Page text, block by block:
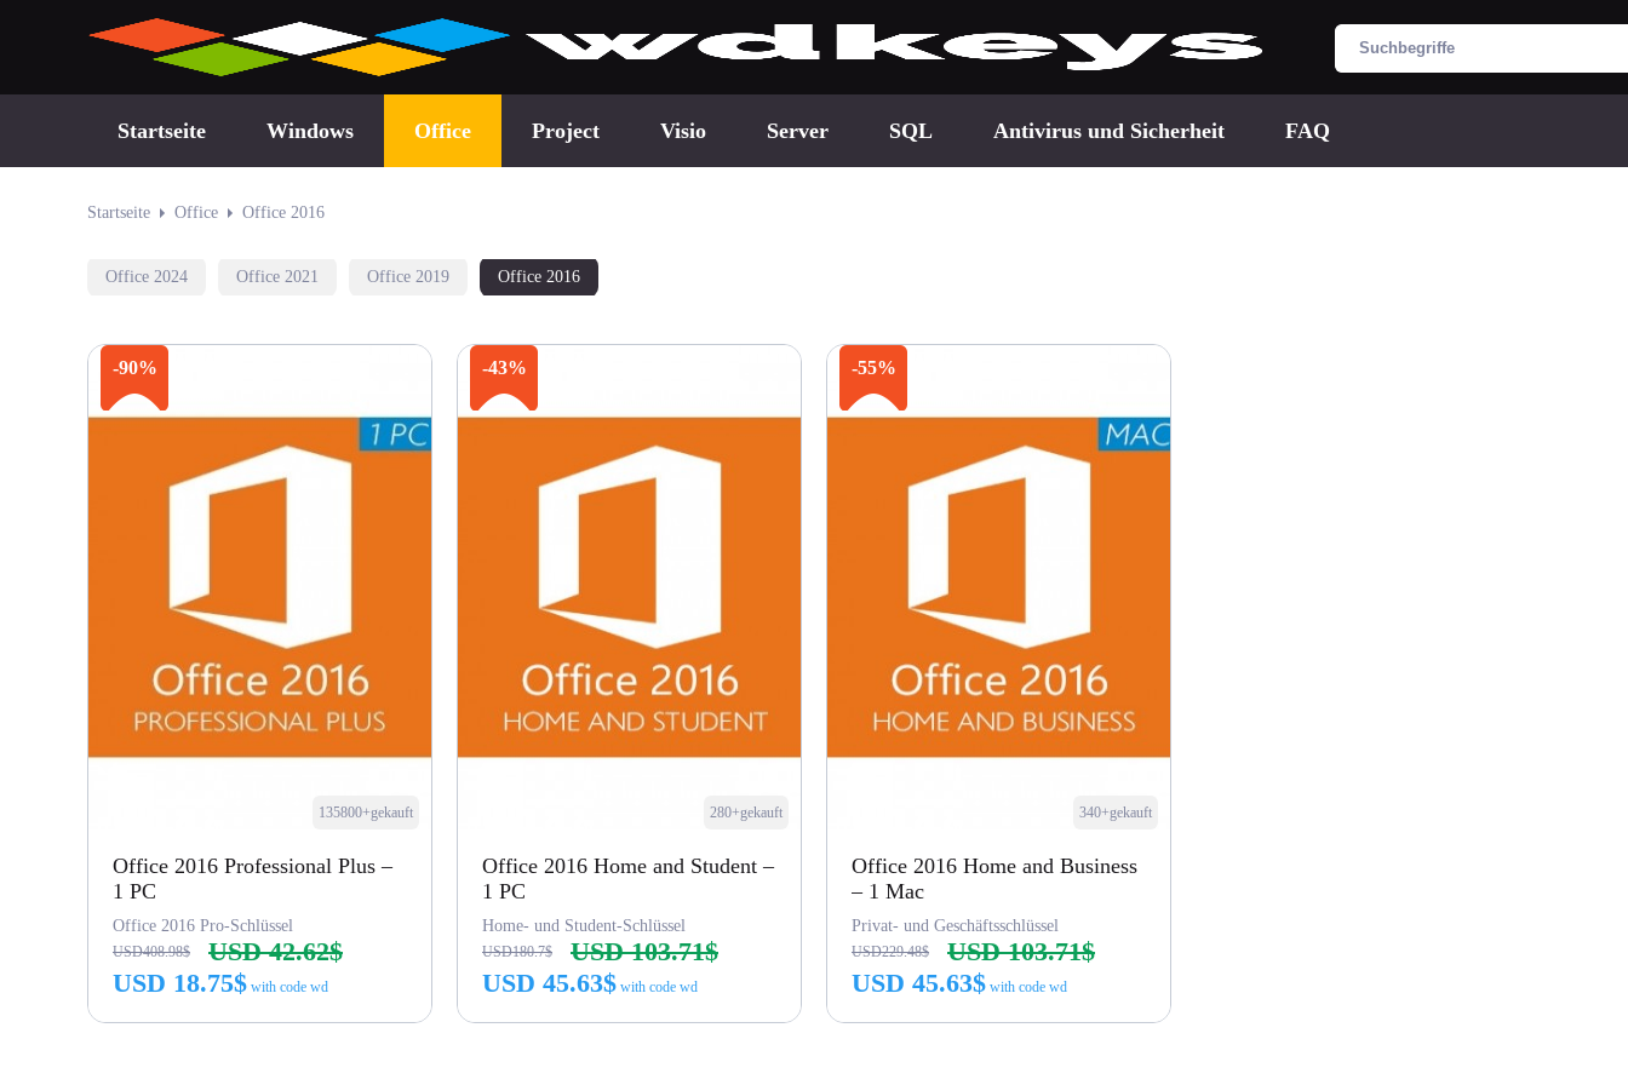
Startseite Windows Office Project Visio Server SQL Antivirus und Sicherheit FAQ
Startseite Office Office 2016
Office 2024 Office 2021 Office 2019 Office 2016
-90%
135800+gekauft
Office 2016 Professional Plus –
1 PC
Office 2016 Pro-Schlüssel
USD408.98$
USD 42.62$
USD 18.75$ with code wd
-43%
280+gekauft
Office 2016 Home and Student –
​​1 PC
Home- und Student-Schlüssel
USD180.7$
USD 103.71$
USD 45.63$ with code wd
-55%
340+gekauft
Office 2016 Home and Business
– 1 Mac
Privat- und Geschäftsschlüssel
USD229.48$
USD 103.71$
USD 45.63$ with code wd